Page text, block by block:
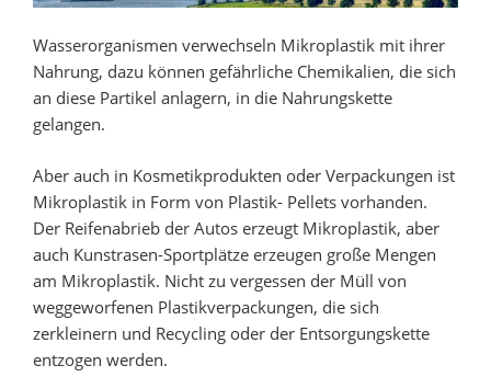
Wasserorganismen verwechseln Mikroplastik mit ihrer
Nahrung, dazu können gefährliche Chemikalien, die sich
an diese Partikel anlagern, in die Nahrungskette
gelangen.
Aber auch in Kosmetikprodukten oder Verpackungen ist
Mikroplastik in Form von Plastik- Pellets vorhanden.
Der Reifenabrieb der Autos erzeugt Mikroplastik, aber
auch Kunstrasen-Sportplätze erzeugen große Mengen
am Mikroplastik. Nicht zu vergessen der Müll von
weggeworfenen Plastikverpackungen, die sich
zerkleinern und Recycling oder der Entsorgungskette
entzogen werden.